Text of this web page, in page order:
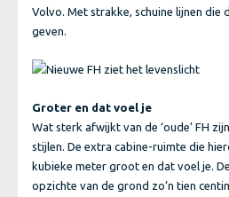
Volvo. Met strakke, schuine lijnen die
geven.
Groter en dat voel je
Wat sterk afwijkt van de ‘oude’ FH
stijlen. De extra cabine-ruimte die
kubieke meter groot en dat voel je.
opzichte van de grond zo’n tien